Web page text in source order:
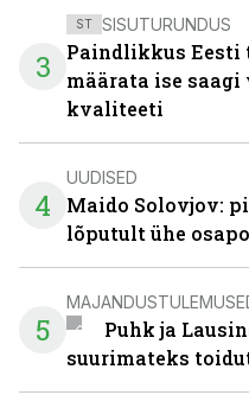
3
ST SISUTURUNDUS
Paindlikkus Eesti
määrata ise saagi
kvaliteeti
4
UUDISED
Maido Solovjov:
lõputult ühe
5
Puhk ja
suurimateks